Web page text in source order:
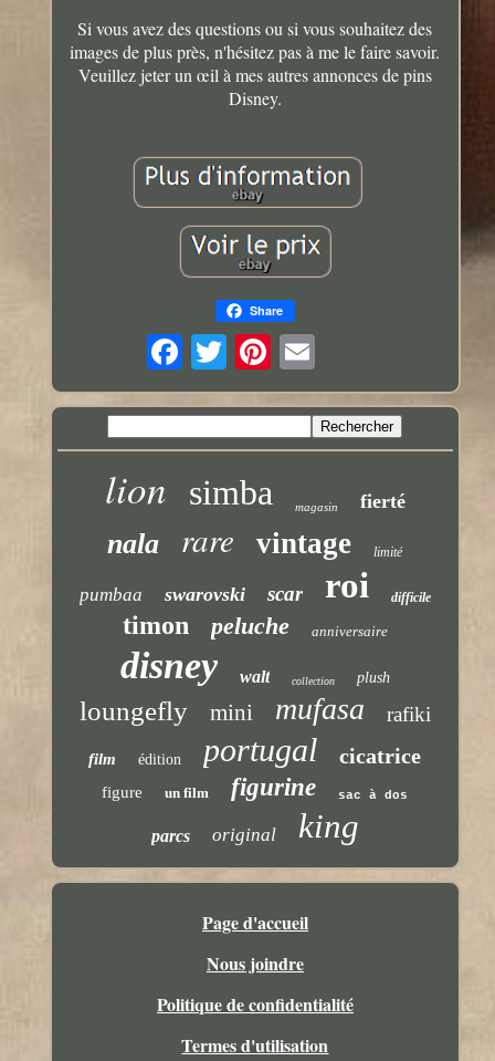
Si vous avez des questions ou si vous souhaitez des
images de plus près, n'hésitez pas à me le faire savoir.
Veuillez jeter un œil à mes autres annonces de pins
Disney.
Share
lion simba magasin fierté
nala rare vintage limité
pumbaa swarovski scar roi difficile
timon peluche anniversaire
disney walt collection plush
loungefly mini mufasa rafiki
film édition portugal cicatrice
figure un film figurine sac à dos
parcs original king
Page d'accueil
Nous joindre
Politique de confidentialité
Termes d'utilisation